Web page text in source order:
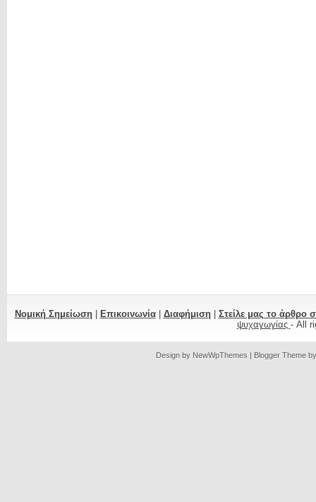
Νομική Σημείωση| Επικοινωνία| Διαφήμιση| Στείλε μας το άρθρο
ψυχαγωγίας - All
Design by NewWpThemes | Blogger Theme